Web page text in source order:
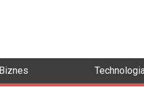
Biznes